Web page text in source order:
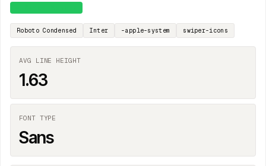
Roboto Condensed Inter -apple-system swiper-icons
AVG LINE HEIGHT
1.63
FONT TYPE
Sans